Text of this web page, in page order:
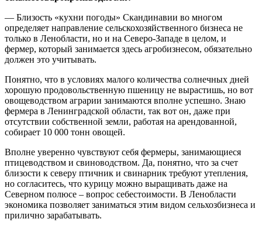
— Близость «кухни погоды» Скандинавии во многом
определяет направление сельскохозяйственного бизнеса не
только в Ленобласти, но и на Северо-Западе в целом, и
фермер, который занимается здесь агробизнесом, обязательно
должен это учитывать.
Понятно, что в условиях малого количества солнечных дней
хорошую продовольственную пшеницу не вырастишь, но вот
овощеводством аграрии занимаются вполне успешно. Знаю
фермера в Ленинградской области, так вот он, даже при
отсутствии собственной земли, работая на арендованной,
собирает 10 000 тонн овощей.
Вполне уверенно чувствуют себя фермеры, занимающиеся
птицеводством и свиноводством. Да, понятно, что за счет
близости к северу птичник и свинарник требуют утепления,
но согласитесь, что курицу можно выращивать даже на
Северном полюсе – вопрос себестоимости. В Ленобласти
экономика позволяет заниматься этим видом сельхозбизнеса и
прилично зарабатывать.